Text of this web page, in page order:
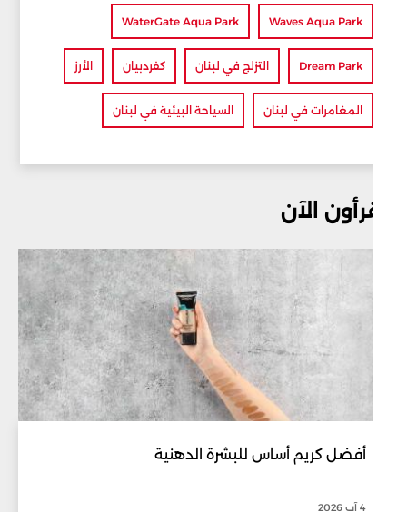
Waves Aqua Park
WaterGate Aqua Park
Dream Park التزلج في لبنان كفردبيان الأرز
المغامرات في لبنان السياحة البيئية في لبنان
الآن
أفضل كريم أساس للبشرة الدهنية